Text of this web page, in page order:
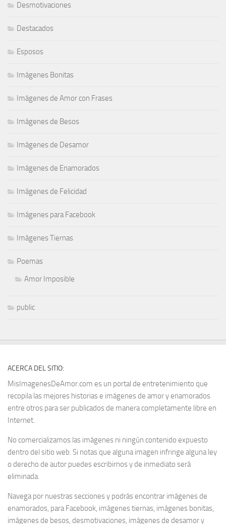
Desmotivaciones
Destacados
Esposos
Imágenes Bonitas
Imágenes de Amor con Frases
Imágenes de Besos
Imágenes de Desamor
Imágenes de Enamorados
Imágenes de Felicidad
Imágenes para Facebook
Imágenes Tiernas
Poemas
Amor Imposible
public
ACERCA DEL SITIO:
MisImagenesDeAmor.com es un portal de entretenimiento que
recopila las mejores historias e imágenes de amor y enamorados
entre otros para ser publicados de manera completamente libre en
Internet.
No comercializamos las imágenes ni ningún contenido expuesto
dentro del sitio web. Si notas que alguna imagen infringe alguna ley
o derecho de autor puedes escribirnos y de inmediato será
eliminada.
Navega por nuestras secciones y podrás encontrar imágenes de
enamorados, para Facebook, imágenes tiernas, imágenes bonitas,
imágenes de besos, desmotivaciones, imágenes de desamor y